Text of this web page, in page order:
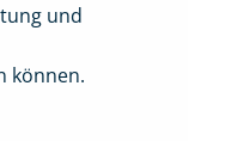
und
können.